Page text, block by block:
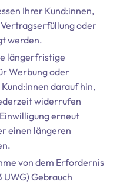
Ihrer Kund:innen,
oder
werden.
längerfristige
Werbung oder
darauf hin,
widerrufen
erneut
einen längeren
von dem Erfordernis
UWG) Gebrauch